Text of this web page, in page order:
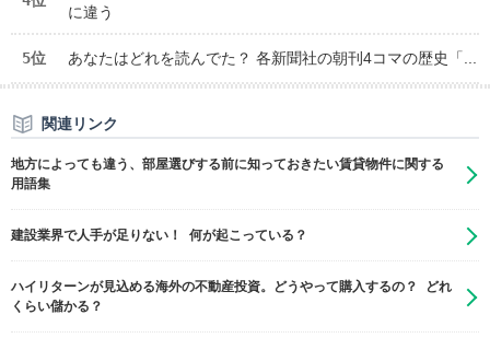
に違う
5位 あなたはどれを読んでた？ 各新聞社の朝刊4コマの歴史「...
関連リンク
地方によっても違う、部屋選びする前に知っておきたい賃貸物件に関する
用語集
建設業界で人手が足りない！ 何が起こっている？
ハイリターンが見込める海外の不動産投資。どうやって購入するの？ どれ
くらい儲かる？